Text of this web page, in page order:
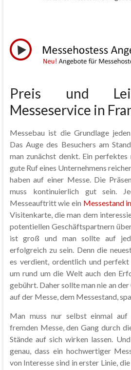
Preis und
Messeservice in
Messebau ist die Grundlage
Das Auge des Besuchers am
man zunächst denkt. Ein
gute Ruf eines Unternehmens
haben auf einer Messe. Die
muss kontinuierlich gut sein.
Messeauftritt wie ein Messestand
Visitenkarte, die man dem
potentiellen Geschäftspartnern
ist groß und man sollte auf
erfolgreich zu sein. Denn die
es verdient, ordentlich und
um rund um die Welt auch den
gebührt. Daher sollte man nie an
auf der Messe, dem Messestand,
Man muss nur selbst einmal auf
fremden Messe, den Gang durch
Stände auf sich wirken lassen.
genau, dass ein hochwertiger
von Interesse sind in erster Linie,